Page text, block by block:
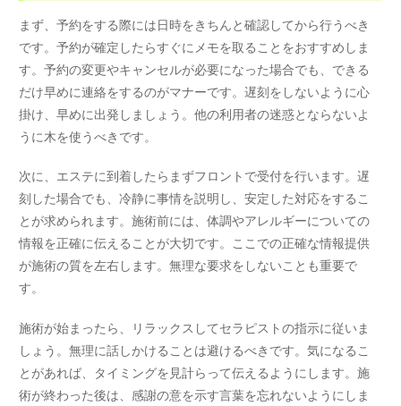
まず、予約をする際には日時をきちんと確認してから行うべき
です。予約が確定したらすぐにメモを取ることをおすすめしま
す。予約の変更やキャンセルが必要になった場合でも、できる
だけ早めに連絡をするのがマナーです。遅刻をしないように心
掛け、早めに出発しましょう。他の利用者の迷惑とならないよ
うに木を使うべきです。
次に、エステに到着したらまずフロントで受付を行います。遅
刻した場合でも、冷静に事情を説明し、安定した対応をするこ
とが求められます。施術前には、体調やアレルギーについての
情報を正確に伝えることが大切です。ここでの正確な情報提供
が施術の質を左右します。無理な要求をしないことも重要で
す。
施術が始まったら、リラックスしてセラピストの指示に従いま
しょう。無理に話しかけることは避けるべきです。気になるこ
とがあれば、タイミングを見計らって伝えるようにします。施
術が終わった後は、感謝の意を示す言葉を忘れないようにしま